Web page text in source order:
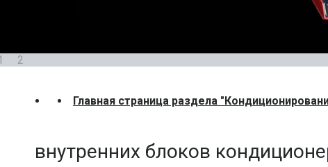
2
Главная страница раздела
внутренних блоков